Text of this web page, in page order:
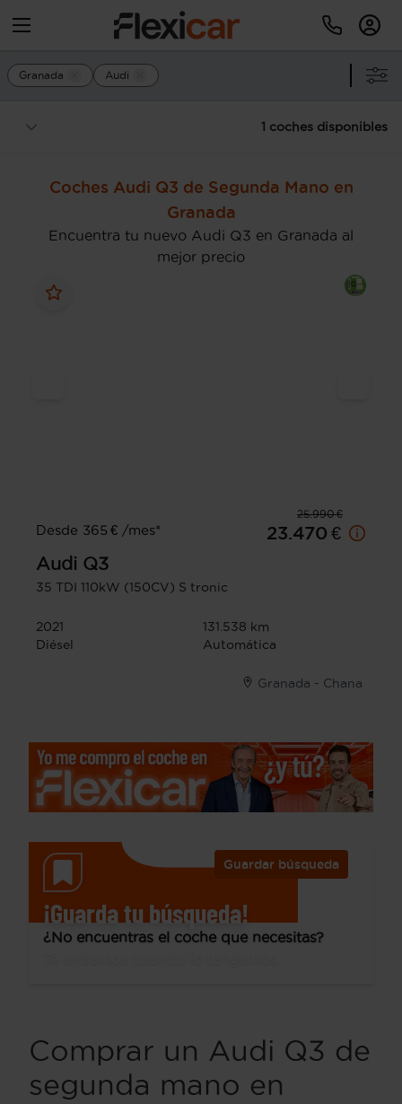
Granada Audi
1 coches disponibles
Coches Audi Q3 de Segunda Mano en
Granada
Encuentra tu nuevo Audi Q3 en Granada al
mejor precio
25.990 €
Desde 365 € /mes*
23.470 €
Audi Q3
35 TDI 110kW (150CV) S tronic
2021
131.538 km
Diésel
Automática
Granada - Chana
Guardar búsqueda
¡Guarda tu búsqueda!
¿No encuentras el coche que necesitas?
Comprar un Audi Q3 de
segunda mano en